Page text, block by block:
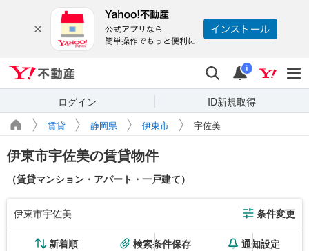
検索 通知
i
ログイン ID新規取得
賃貸 静岡県 伊東市 宇佐美
伊東市宇佐美の賃貸物件
（賃貸マンション・アパート・一戸建て）
伊東市宇佐美 条件変更
新着順 検索条件保存 通知設定